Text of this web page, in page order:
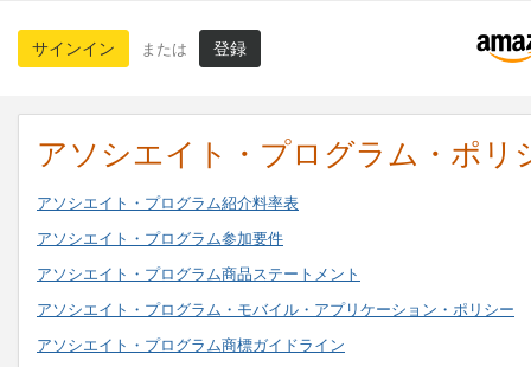
サインイン または 登録
アソシエイト・プログラム・ポリ
アソシエイト・プログラム紹介料率表
アソシエイト・プログラム参加要件
アソシエイト・プログラム商品ステートメント
アソシエイト・プログラム・モバイル・アプリケーション・ポリシー
アソシエイト・プログラム商標ガイドライン